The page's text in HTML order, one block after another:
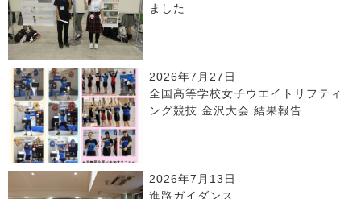
ました
2026年7月27日
全国高等学校女子ウエイトリフティ
ング競技 金沢大会 結果報告
2026年7月13日
進路ガイダンス